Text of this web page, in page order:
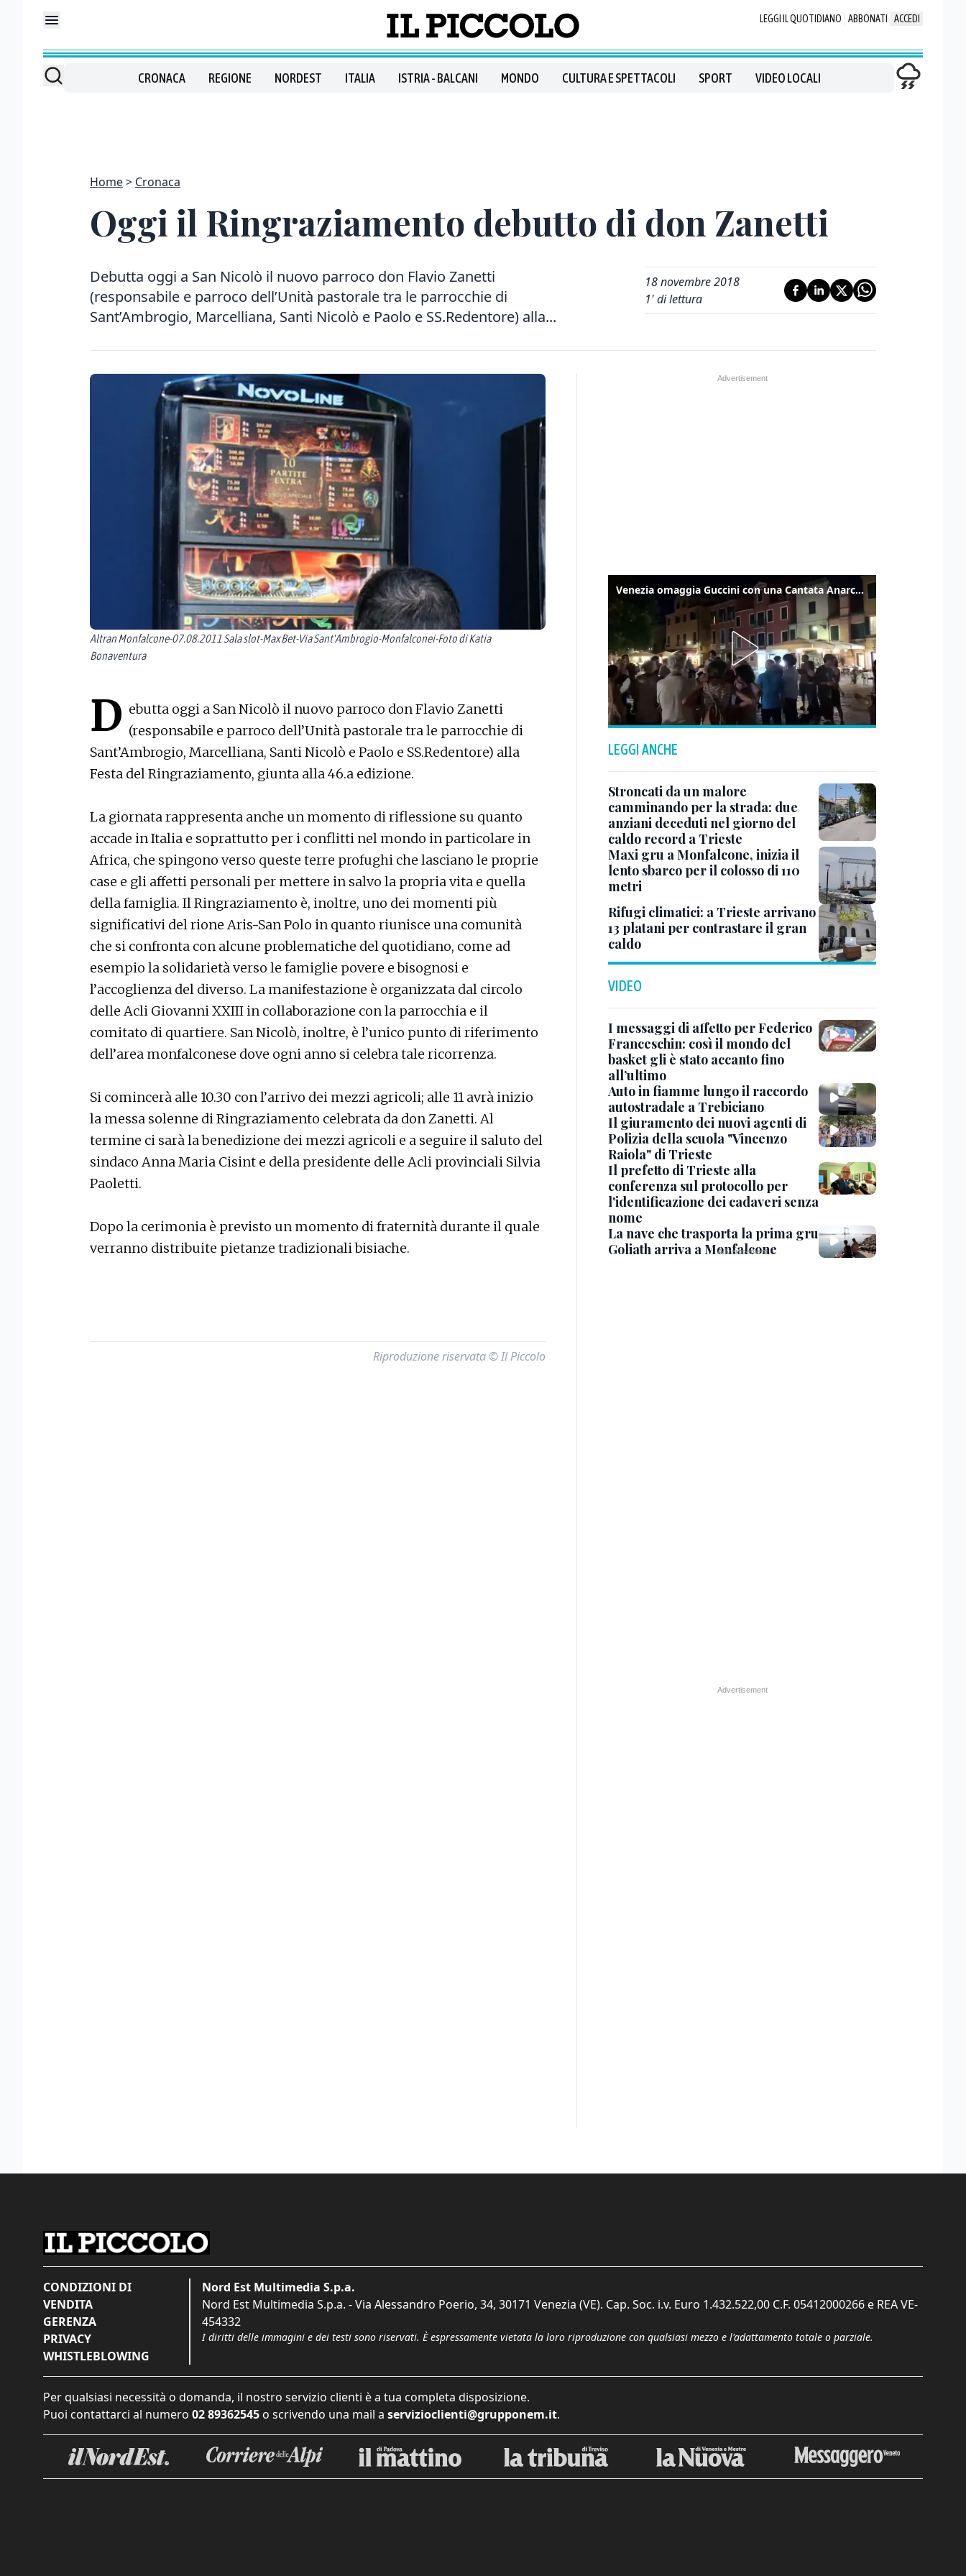
LEGGI IL QUOTIDIANO ABBONATI ACCEDI
CRONACA REGIONE NORDEST ITALIA ISTRIA - BALCANI MONDO CULTURA E SPETTACOLI SPORT VIDEO LOCALI
Home Cronaca
Oggi il Ringraziamento debutto di don Zanetti
Debutta oggi a San Nicolò il nuovo parroco don Flavio Zanetti
(responsabile e parroco dell’Unità pastorale tra le parrocchie di
Sant’Ambrogio, Marcelliana, Santi Nicolò e Paolo e SS.Redentore) alla...
18 novembre 2018
1' di lettura
Altran Monfalcone-07.08.2011 Sala slot-Max Bet-Via Sant'Ambrogio-Monfalconei-Foto di Katia
Bonaventura
D ebutta oggi a San Nicolò il nuovo parroco don Flavio Zanetti
(responsabile e parroco dell’Unità pastorale tra le parrocchie di
Sant’Ambrogio, Marcelliana, Santi Nicolò e Paolo e SS.Redentore) alla
Festa del Ringraziamento, giunta alla 46.a edizione.
La giornata rappresenta anche un momento di riflessione su quanto
accade in Italia e soprattutto per i conflitti nel mondo in particolare in
Africa, che spingono verso queste terre profughi che lasciano le proprie
case e gli affetti personali per mettere in salvo la propria vita e quella
della famiglia. Il Ringraziamento è, inoltre, uno dei momenti più
significativi del rione Aris-San Polo in quanto riunisce una comunità
che si confronta con alcune problematiche del quotidiano, come ad
esempio la solidarietà verso le famiglie povere e bisognosi e
l’accoglienza del diverso. La manifestazione è organizzata dal circolo
delle Acli Giovanni XXIII in collaborazione con la parrocchia e il
comitato di quartiere. San Nicolò, inoltre, è l’unico punto di riferimento
dell’area monfalconese dove ogni anno si celebra tale ricorrenza.
Si comincerà alle 10.30 con l’arrivo dei mezzi agricoli; alle 11 avrà inizio
la messa solenne di Ringraziamento celebrata da don Zanetti. Al
termine ci sarà la benedizione dei mezzi agricoli e a seguire il saluto del
sindaco Anna Maria Cisint e della presidente delle Acli provinciali Silvia
Paoletti.
Dopo la cerimonia è previsto un momento di fraternità durante il quale
verranno distribuite pietanze tradizionali bisiache.
Riproduzione riservata © Il Piccolo
Venezia omaggia Guccini con una Cantata Anarchica in campo Santa Margherita
LEGGI ANCHE
Stroncati da un malore
camminando per la strada: due
anziani deceduti nel giorno del
caldo record a Trieste
Maxi gru a Monfalcone, inizia il
lento sbarco per il colosso di 110
metri
Rifugi climatici: a Trieste arrivano
13 platani per contrastare il gran
caldo
VIDEO
I messaggi di affetto per Federico
Franceschin: così il mondo del
basket gli è stato accanto fino
all’ultimo
Auto in fiamme lungo il raccordo
autostradale a Trebiciano
Il giuramento dei nuovi agenti di
Polizia della scuola "Vincenzo
Raiola" di Trieste
Il prefetto di Trieste alla
conferenza sul protocollo per
l'identificazione dei cadaveri senza
nome
La nave che trasporta la prima gru
Goliath arriva a Monfalcone
CONDIZIONI DI
VENDITA
GERENZA
PRIVACY
WHISTLEBLOWING
Nord Est Multimedia S.p.a.
Nord Est Multimedia S.p.a. - Via Alessandro Poerio, 34, 30171 Venezia (VE). Cap. Soc. i.v. Euro 1.432.522,00 C.F. 05412000266 e REA VE-
454332
I diritti delle immagini e dei testi sono riservati. È espressamente vietata la loro riproduzione con qualsiasi mezzo e l'adattamento totale o parziale.
Per qualsiasi necessità o domanda, il nostro servizio clienti è a tua completa disposizione.
Puoi contattarci al numero 02 89362545 o scrivendo una mail a servizioclienti@grupponem.it.